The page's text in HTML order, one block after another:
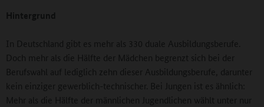
Hintergrund
In Deutschland gibt es mehr als 330 duale Ausbildungsberufe.
Doch mehr als die Hälfte der Mädchen begrenzt sich bei der
Berufswahl auf lediglich zehn dieser Ausbildungsberufe, darunter
kein einziger gewerblich-technischer. Bei Jungen ist es ähnlich:
Mehr als die Hälfte der männlichen Jugendlichen wählt unter nur